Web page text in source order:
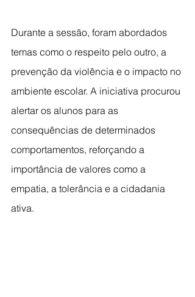
Durante a sessão, foram abordados
temas como o respeito pelo outro, a
prevenção da violência e o impacto no
ambiente escolar. A iniciativa procurou
alertar os alunos para as
consequências de determinados
comportamentos, reforçando a
importância de valores como a
empatia, a tolerância e a cidadania
ativa.